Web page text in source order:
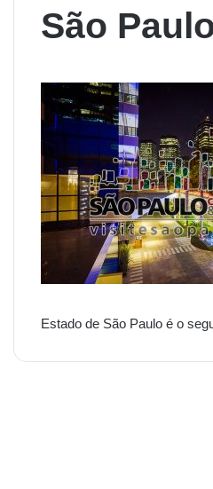
São
Estado de São Paulo é o